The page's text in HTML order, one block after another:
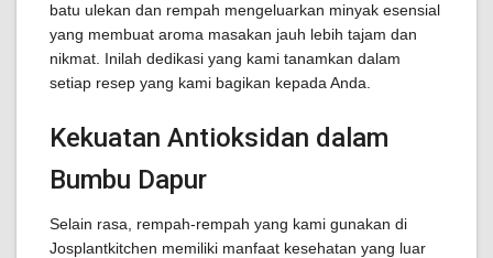
batu ulekan dan rempah mengeluarkan minyak esensial
yang membuat aroma masakan jauh lebih tajam dan
nikmat. Inilah dedikasi yang kami tanamkan dalam
setiap resep yang kami bagikan kepada Anda.
Kekuatan Antioksidan dalam
Bumbu Dapur
Selain rasa, rempah-rempah yang kami gunakan di
Josplantkitchen memiliki manfaat kesehatan yang luar